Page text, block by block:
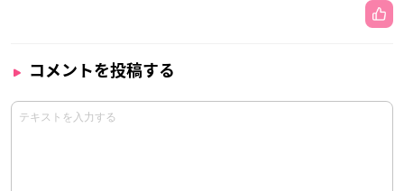
コメントを投稿する